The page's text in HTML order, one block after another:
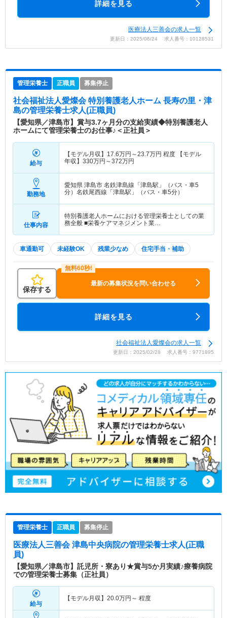
詳細を見る
医療法人三善会の求人一覧
更新日：2025/06/24 求人番号：10128531
管理栄養士 正職員 募集停止
社会福祉法人愛燦会 特別養護老人ホーム 長寿の里・津
島の管理栄養士求人(正職員)
【愛知県／津島市】賞与3.7ヶ月分の支給実績◆特別養護老人
ホームにて管理栄養士のお仕事♪＜正社員＞
給与
【モデル月収】 17.6万円～23.7万円 程度 【モデル
年収】 330万円～372万円
勤務地
愛知県 津島市 名鉄津島線「津島駅」（バス・車5
分）名鉄尾西線「津島駅」（バス・車5分）
仕事内容
特別養護老人ホームにおける管理栄養士としての業
務全般 ■栄養ケアマネジメント業…
車通勤可 未経験OK 残業少なめ 住宅手当・補助
保存する
最新の募集状況を問い合わせる
詳細を見る
社会福祉法人愛燦会の求人一覧
更新日：2025/02/28 求人番号：9771895
管理栄養士 正職員 募集停止
医療法人三善会 津島中央病院の管理栄養士求人(正職
員)
【愛知県／津島市】託児所・寮あり★賞与5か月実績♪療養病院
での管理栄養士募集（正社員）
給与
【モデル月収】 20.0万円～ 程度